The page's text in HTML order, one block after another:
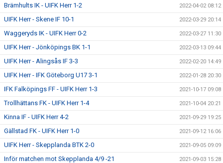
Brämhults IK - UIFK Herr 1-2 2022-04-02 08:12
UIFK Herr - Skene IF 10-1 2022-03-29 20:14
Waggeryds IK - UIFK Herr 0-2 2022-03-27 11:30
UIFK Herr - Jönköpings BK 1-1 2022-03-13 09:44
UIFK Herr - Alingsås IF 3-3 2022-02-20 14:49
UIFK Herr - IFK Göteborg U17 3-1 2022-01-28 20:30
IFK Falköpings FF - UIFK Herr 1-3 2021-10-17 09:08
Trollhättans FK - UIFK Herr 1-4 2021-10-04 20:21
Kinna IF - UIFK Herr 4-2 2021-09-29 19:25
Gällstad FK - UIFK Herr 1-0 2021-09-12 16:06
UIFK Herr - Skepplanda BTK 2-0 2021-09-05 09:09
Inför matchen mot Skepplanda 4/9 -21 2021-09-03 15:28